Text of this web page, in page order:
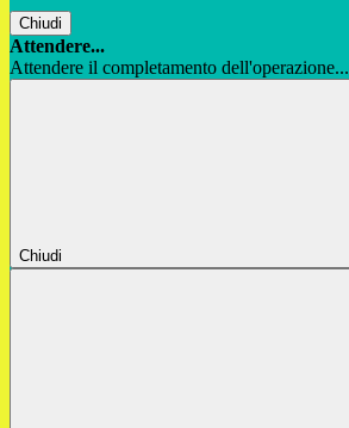
Chiudi
Attendere...
Attendere il completamento dell'operazione...
Chiudi